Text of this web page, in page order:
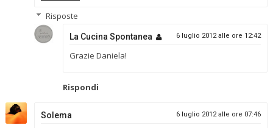
Risposte
La Cucina Spontanea 6 luglio 2012 alle ore 12:42
Grazie Daniela!
Rispondi
Solema 6 luglio 2012 alle ore 07:46